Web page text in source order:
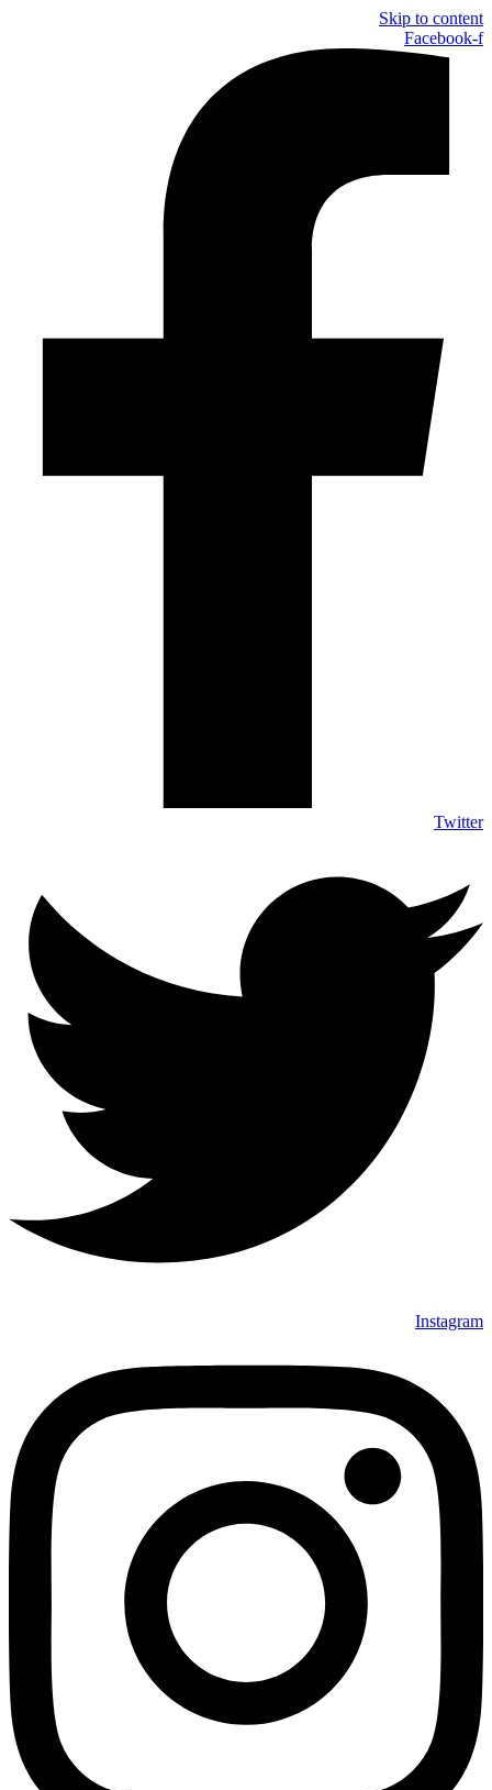
Skip to content
Facebook-f
Twitter
Instagram